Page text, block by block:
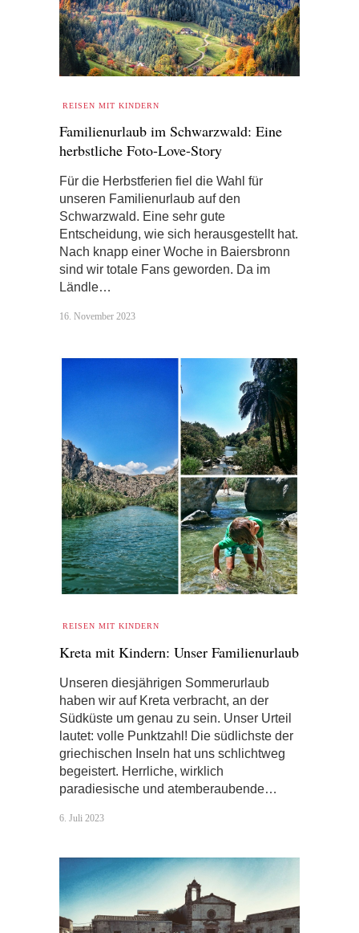
REISEN MIT KINDERN
Familienurlaub im Schwarzwald: Eine
herbstliche Foto-Love-Story
Für die Herbstferien fiel die Wahl für
unseren Familienurlaub auf den
Schwarzwald. Eine sehr gute
Entscheidung, wie sich herausgestellt hat.
Nach knapp einer Woche in Baiersbronn
sind wir totale Fans geworden. Da im
Ländle…
16. November 2023
REISEN MIT KINDERN
Kreta mit Kindern: Unser Familienurlaub
Unseren diesjährigen Sommerurlaub
haben wir auf Kreta verbracht, an der
Südküste um genau zu sein. Unser Urteil
lautet: volle Punktzahl! Die südlichste der
griechischen Inseln hat uns schlichtweg
begeistert. Herrliche, wirklich
paradiesische und atemberaubende…
6. Juli 2023